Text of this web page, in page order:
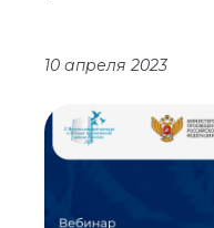
10 апреля 2023